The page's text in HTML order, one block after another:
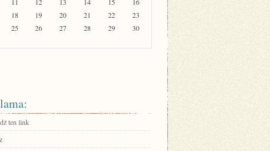
18 19 20 21 22
23
25 26 27 28 29
30
ten link